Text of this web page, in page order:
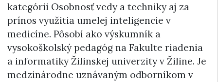
kategórii Osobnosť vedy a techniky aj za
prínos využitia umelej inteligencie v
medicíne. Pôsobí ako výskumník a
vysokoškolský pedagóg na Fakulte riadenia
a informatiky Žilinskej univerzity v Žiline. Je
medzinárodne uznávaným odborníkom v